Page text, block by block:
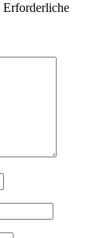
Erforderliche